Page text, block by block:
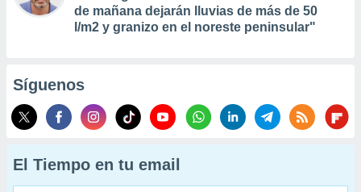
de mañana dejarán lluvias de más de 50
l/m2 y granizo en el noreste peninsular"
Síguenos
El Tiempo en tu email